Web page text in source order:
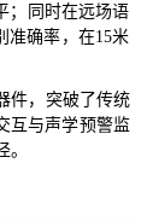
；同时在远场语
准确率，在15米
件，突破了传统
互与声学预警监